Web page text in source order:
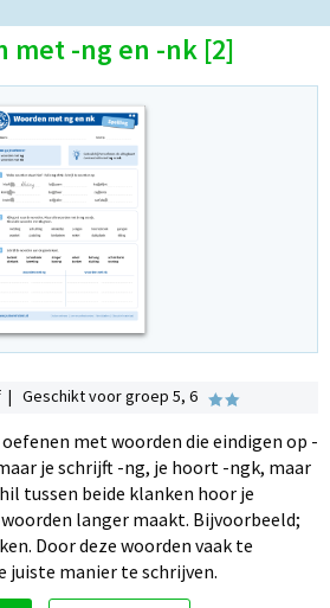
met -ng en -nk [2]
| Geschikt voor groep 5, 6
met woorden die eindigen op -
je schrijft -ng, je hoort -ngk, maar
tussen beide klanken hoor je
langer maakt. Bijvoorbeeld;
Door deze woorden vaak te
juiste manier te schrijven.